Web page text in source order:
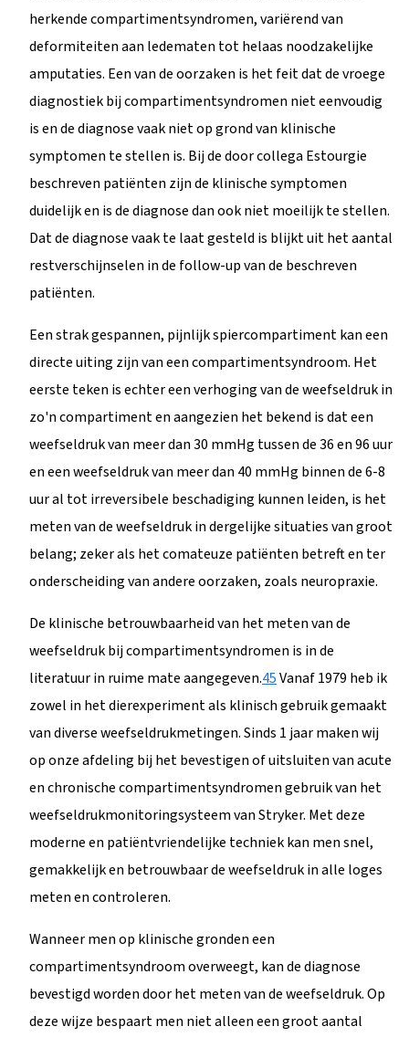
herkende compartimentsyndromen, variërend van
deformiteiten aan ledematen tot helaas noodzakelijke
amputaties. Een van de oorzaken is het feit dat de vroege
diagnostiek bij compartimentsyndromen niet eenvoudig
is en de diagnose vaak niet op grond van klinische
symptomen te stellen is. Bij de door collega Estourgie
beschreven patiënten zijn de klinische symptomen
duidelijk en is de diagnose dan ook niet moeilijk te stellen.
Dat de diagnose vaak te laat gesteld is blijkt uit het aantal
restverschijnselen in de follow-up van de beschreven
patiënten.
Een strak gespannen, pijnlijk spiercompartiment kan een
directe uiting zijn van een compartimentsyndroom. Het
eerste teken is echter een verhoging van de weefseldruk in
zo'n compartiment en aangezien het bekend is dat een
weefseldruk van meer dan 30 mmHg tussen de 36 en 96 uur
en een weefseldruk van meer dan 40 mmHg binnen de 6-8
uur al tot irreversibele beschadiging kunnen leiden, is het
meten van de weefseldruk in dergelijke situaties van groot
belang; zeker als het comateuze patiënten betreft en ter
onderscheiding van andere oorzaken, zoals neuropraxie.
De klinische betrouwbaarheid van het meten van de
weefseldruk bij compartimentsyndromen is in de
literatuur in ruime mate aangegeven.45Vanaf 1979 heb ik
zowel in het dierexperiment als klinisch gebruik gemaakt
van diverse weefseldrukmetingen. Sinds 1 jaar maken wij
op onze afdeling bij het bevestigen of uitsluiten van acute
en chronische compartimentsyndromen gebruik van het
weefseldrukmonitoringsysteem van Stryker. Met deze
moderne en patiëntvriendelijke techniek kan men snel,
gemakkelijk en betrouwbaar de weefseldruk in alle loges
meten en controleren.
Wanneer men op klinische gronden een
compartimentsyndroom overweegt, kan de diagnose
bevestigd worden door het meten van de weefseldruk. Op
deze wijze bespaart men niet alleen een groot aantal